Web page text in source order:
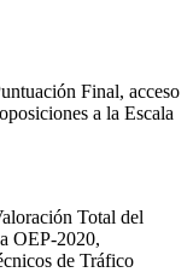
Final, acceso
a la Escala
Total del
OEP-2020,
de Tráfico